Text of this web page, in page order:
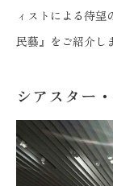
ィストによる待望
民藝』をご紹介し
シアスター